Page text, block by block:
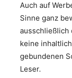
Auch auf
Sinne ganz
ausschließlich
keine
gebundenen
Leser.